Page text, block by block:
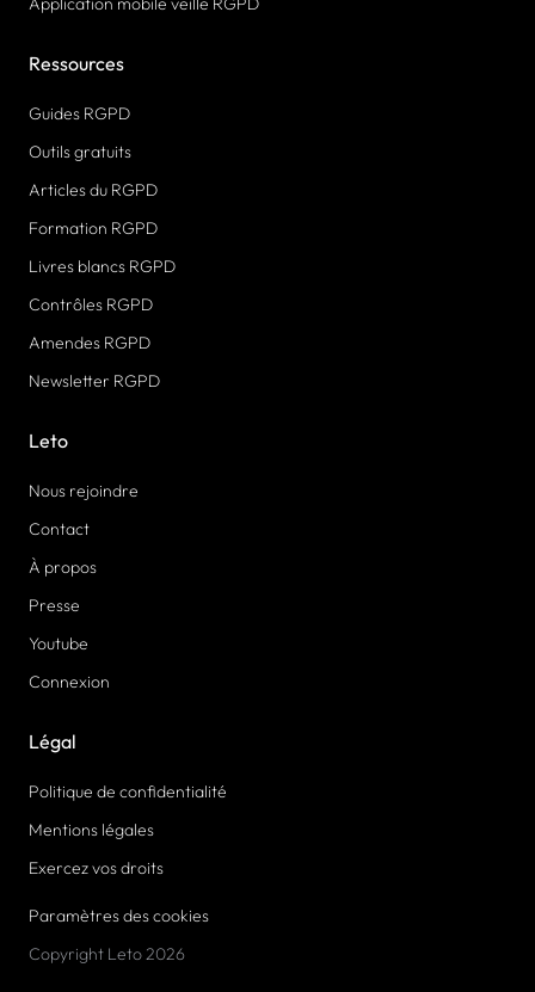
Ressources
Guides RGPD
Outils gratuits
Articles du RGPD
Formation RGPD
Livres blancs RGPD
Contrôles RGPD
Amendes RGPD
Newsletter RGPD
Leto
Nous rejoindre
Contact
À propos
Presse
Youtube
Connexion
Légal
Politique de confidentialité
Mentions légales
Exercez vos droits
Paramètres des cookies
Copyright Leto 2026